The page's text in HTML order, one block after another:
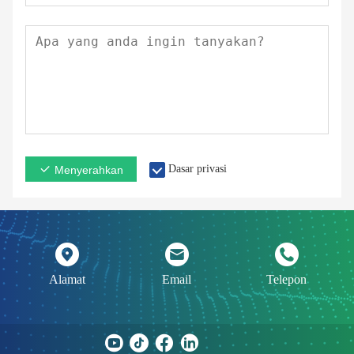
Menyerahkan Dasar privasi
Alamat Email Telepon